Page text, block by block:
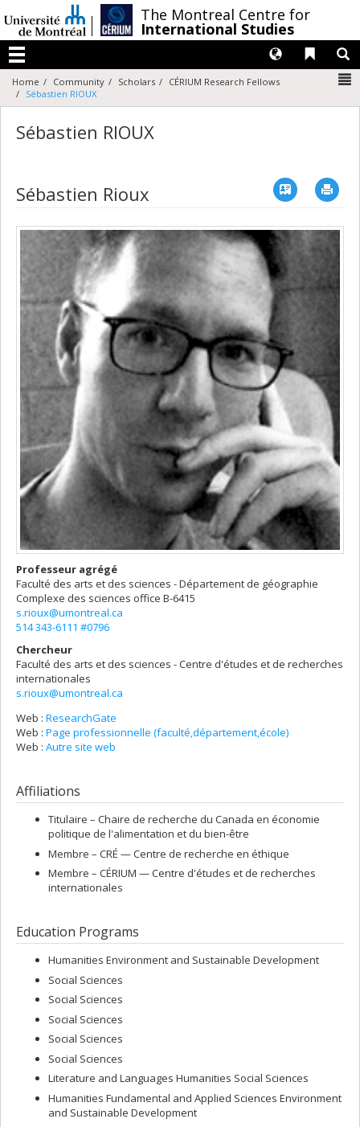
au
contenu
The Montreal Centre for
International Studies
Menu
Liens
Langues
Home Community Scholars
CÉRIUM Research Fellows
Sébastien RIOUX
Sébastien RIOUX
Sébastien Rioux Vcard
Professeur agrégé
Faculté des arts et des sciences - Département de géographie
Complexe des sciences office B-6415
s.rioux@umontreal.ca
514 343-6111 #0796
Chercheur
Faculté des arts et des sciences - Centre d'études et de recherches
internationales
s.rioux@umontreal.ca
Web : ResearchGate
Web : Page professionnelle (faculté,département,école)
Web : Autre site web
Affiliations
Titulaire – Chaire de recherche du Canada en économie
politique de l'alimentation et du bien-être
Membre – CRÉ — Centre de recherche en éthique
Membre – CÉRIUM — Centre d'études et de recherches
internationales
Education Programs
Humanities Environment and Sustainable Development
Social Sciences
Social Sciences
Social Sciences
Social Sciences
Social Sciences
Literature and Languages Humanities Social Sciences
Humanities Fundamental and Applied Sciences Environment
and Sustainable Development